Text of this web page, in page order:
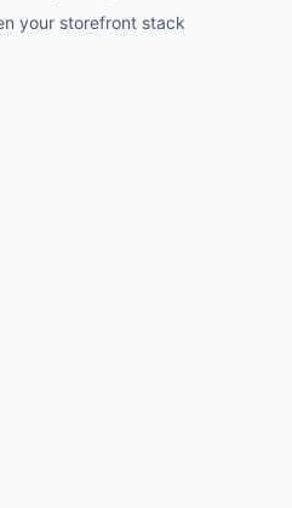
your storefront stack